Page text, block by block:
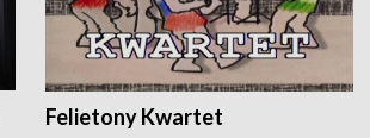
Felietony Kwartet